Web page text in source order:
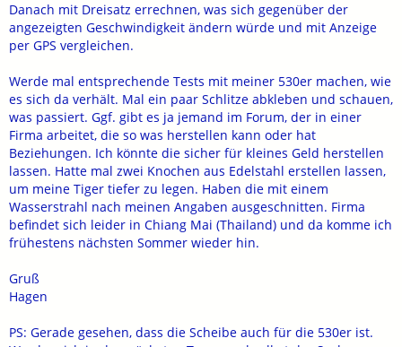
Danach mit Dreisatz errechnen, was sich gegenüber der
angezeigten Geschwindigkeit ändern würde und mit Anzeige
per GPS vergleichen.
Werde mal entsprechende Tests mit meiner 530er machen, wie
es sich da verhält. Mal ein paar Schlitze abkleben und schauen,
was passiert. Ggf. gibt es ja jemand im Forum, der in einer
Firma arbeitet, die so was herstellen kann oder hat
Beziehungen. Ich könnte die sicher für kleines Geld herstellen
lassen. Hatte mal zwei Knochen aus Edelstahl erstellen lassen,
um meine Tiger tiefer zu legen. Haben die mit einem
Wasserstrahl nach meinen Angaben ausgeschnitten. Firma
befindet sich leider in Chiang Mai (Thailand) und da komme ich
frühestens nächsten Sommer wieder hin.
Gruß
Hagen
PS: Gerade gesehen, dass die Scheibe auch für die 530er ist.